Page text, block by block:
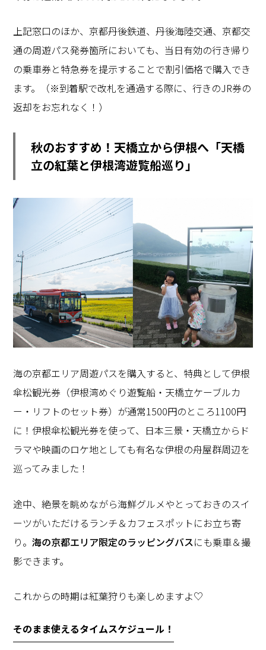
上記窓口のほか、京都丹後鉄道、丹後海陸交通、京都交
通の周遊パス発券箇所においても、当日有効の行き帰り
の乗車券と特急券を提示することで割引価格で購入でき
ます。（※到着駅で改札を通過する際に、行きのJR券の
返却をお忘れなく！）
秋のおすすめ！天橋立から伊根へ「天橋
立の紅葉と伊根湾遊覧船巡り」
海の京都エリア周遊パスを購入すると、特典として伊根
傘松観光券（伊根湾めぐり遊覧船・天橋立ケーブルカ
ー・リフトのセット券）が通常1500円のところ1100円
に！伊根傘松観光券を使って、日本三景・天橋立からド
ラマや映画のロケ地としても有名な伊根の舟屋群周辺を
巡ってみました！
途中、絶景を眺めながら海鮮グルメやとっておきのスイ
ーツがいただけるランチ＆カフェスポットにお立ち寄
り。海の京都エリア限定のラッピングバスにも乗車＆撮
影できます。
これからの時期は紅葉狩りも楽しめますよ♡
そのまま使えるタイムスケジュール！